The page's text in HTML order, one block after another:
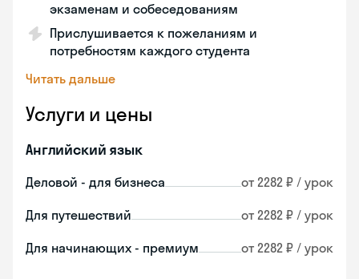
экзаменам и собеседованиям
Прислушивается к пожеланиям и
потребностям каждого студента
Читать дальше
Услуги и цены
Английский язык
Деловой - для бизнеса от 2282 ₽ / урок
Для путешествий от 2282 ₽ / урок
Для начинающих - премиум от 2282 ₽ / урок